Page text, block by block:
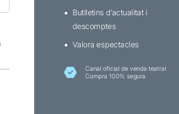
Butlletins d’actualitat i
descomptes
Valora espectacles
Canal oficial de venda teatral
Compra 100% segura